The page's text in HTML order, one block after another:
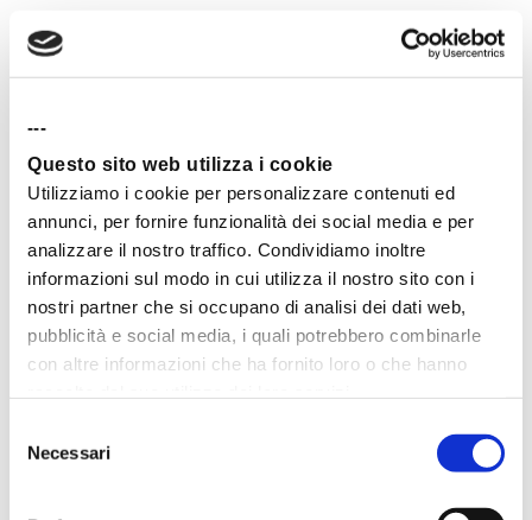
---
Questo sito web utilizza i cookie
Utilizziamo i cookie per personalizzare contenuti ed
annunci, per fornire funzionalità dei social media e per
analizzare il nostro traffico. Condividiamo inoltre
informazioni sul modo in cui utilizza il nostro sito con i
nostri partner che si occupano di analisi dei dati web,
pubblicità e social media, i quali potrebbero combinarle
con altre informazioni che ha fornito loro o che hanno
delNecessari
conoscere le best practice per la
creazione dinewsletter efficaci,
segmentazione delle liste
analizzare le metrichedi apertura, click
e conversione per ottimizzare le
campagne future.
Specialist dovrebbe conoscere come